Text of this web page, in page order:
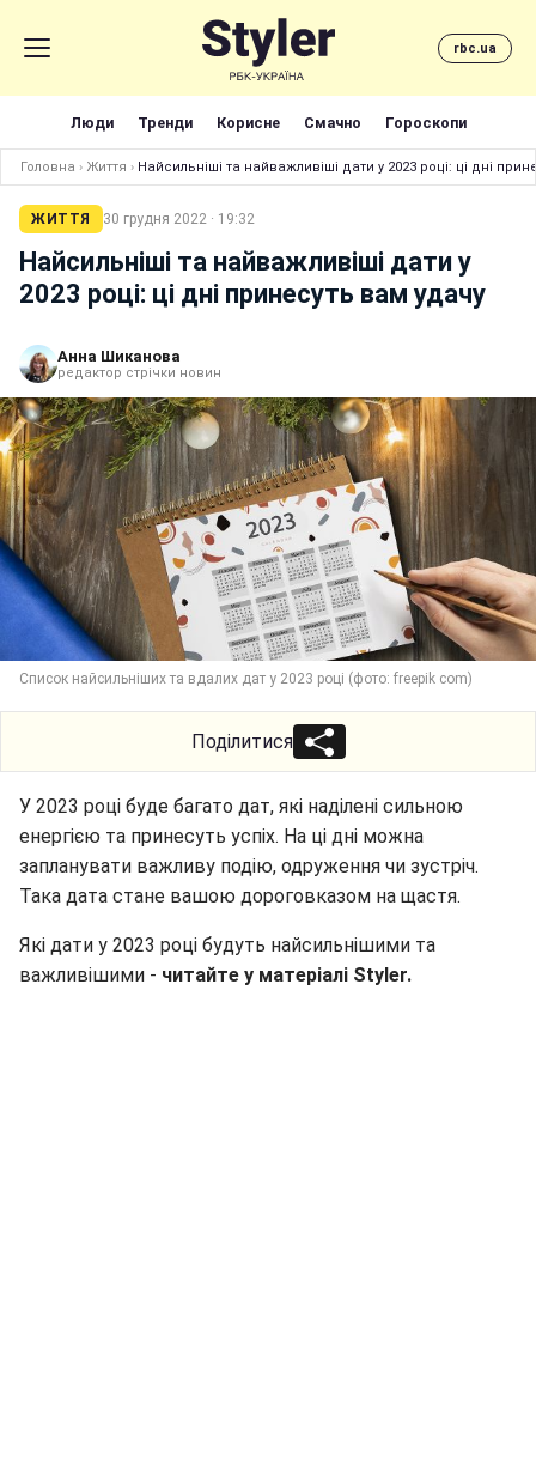
rbc.ua
Люди Тренди Корисне Смачно Гороскопи
Головна › Життя › Найсильніші та найважливіші дати у 2023 році: ці дні
ЖИТТЯ 30 грудня 2022 · 19:32
Найсильніші та найважливіші дати у
2023 році: ці дні принесуть вам удачу
Анна Шиканова
редактор стрічки новин
Список найсильніших та вдалих дат у 2023 році (фото: freepik com)
Поділитися
У 2023 році буде багато дат, які наділені сильною
енергією та принесуть успіх. На ці дні можна
запланувати важливу подію, одруження чи зустріч.
Така дата стане вашою дороговказом на щастя.
Які дати у 2023 році будуть найсильнішими та
важливішими - читайте у матеріалі Styler.